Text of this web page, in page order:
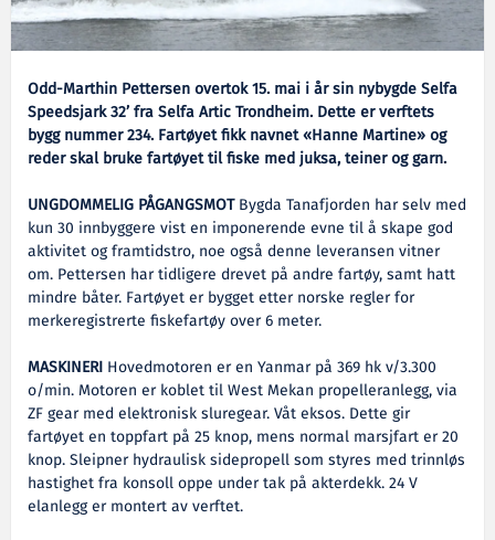
Odd-Marthin Pettersen overtok 15. mai i år sin nybygde Selfa
Speedsjark 32’ fra Selfa Artic Trondheim. Dette er verftets
bygg nummer 234. Fartøyet fikk navnet «Hanne Martine» og
reder skal bruke fartøyet til fiske med juksa, teiner og garn.
UNGDOMMELIG PÅGANGSMOTBygda Tanafjorden har selv med
kun 30 innbyggere vist en imponerende evne til å skape god
aktivitet og framtidstro, noe også denne leveransen vitner
om. Pettersen har tidligere drevet på andre fartøy, samt hatt
mindre båter. Fartøyet er bygget etter norske regler for
merkeregistrerte fiskefartøy over 6 meter.
MASKINERI Hovedmotoren er en Yanmar på 369 hk v/3.300
o/min. Motoren er koblet til West Mekan propelleranlegg, via
ZF gear med elektronisk sluregear. Våt eksos. Dette gir
fartøyet en toppfart på 25 knop, mens normal marsjfart er 20
knop. Sleipner hydraulisk sidepropell som styres med trinnløs
hastighet fra konsoll oppe under tak på akterdekk. 24 V
elanlegg er montert av verftet.